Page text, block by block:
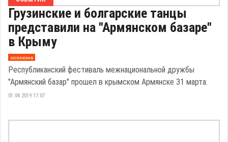
Грузинские и болгарские танцы
представили на "Армянском базаре"
в Крыму
эксклюзив
Республиканский фестиваль межнациональной дружбы
"Армянский базар" прошел в крымском Армянске 31 марта.
01.04.2019 17:07